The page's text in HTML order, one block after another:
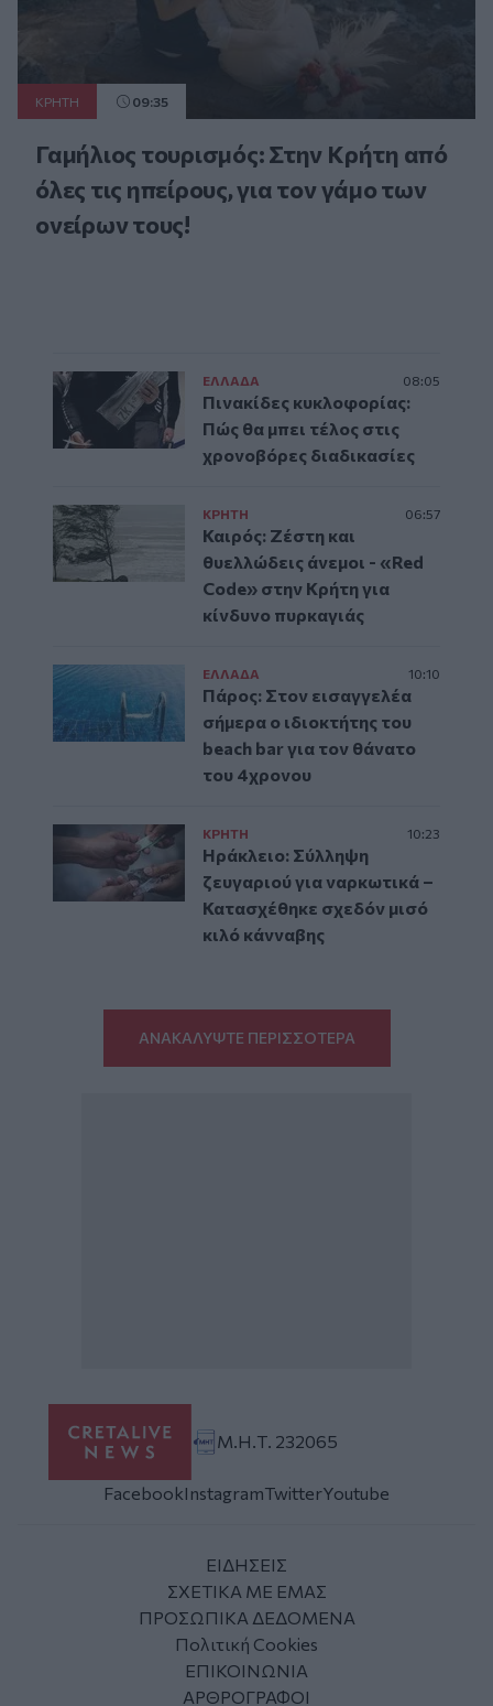
ΚΡΗΤΗ 09:35
Γαμήλιος τουρισμός: Στην Κρήτη από
όλες τις ηπείρους, για τον γάμο των
ονείρων τους!
ΕΛΛAΔΑ 08:05
Πινακίδες κυκλοφορίας:
Πώς θα μπει τέλος στις
χρονοβόρες διαδικασίες
ΚΡΗΤΗ 06:57
Καιρός: Ζέστη και
θυελλώδεις άνεμοι - «Red
Code» στην Κρήτη για
κίνδυνο πυρκαγιάς
ΕΛΛAΔΑ 10:10
Πάρος: Στον εισαγγελέα
σήμερα ο ιδιοκτήτης του
beach bar για τον θάνατο
του 4χρονου
ΚΡΗΤΗ 10:23
Ηράκλειο: Σύλληψη
ζευγαριού για ναρκωτικά –
Κατασχέθηκε σχεδόν μισό
κιλό κάνναβης
ΑΝΑΚΑΛΥΨΤΕ ΠΕΡΙΣΣΟΤΕΡΑ
Μ.Η.Τ. 232065
FacebookInstagramTwitterYoutube
ΕΙΔΗΣΕΙΣ
ΣΧΕΤΙΚΑ ΜΕ ΕΜΑΣ
ΠΡΟΣΩΠΙΚΑ ΔΕΔΟΜΕΝΑ
Πολιτική Cookies
ΕΠΙΚΟΙΝΩΝΙΑ
ΑΡΘΡΟΓΡΑΦΟΙ